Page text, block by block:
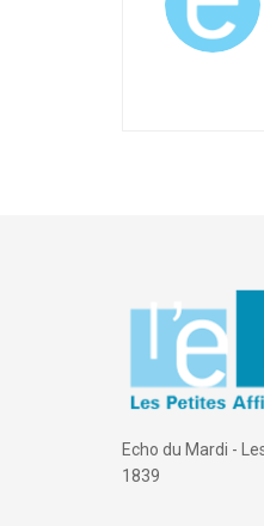
Echo du Mardi -
1839